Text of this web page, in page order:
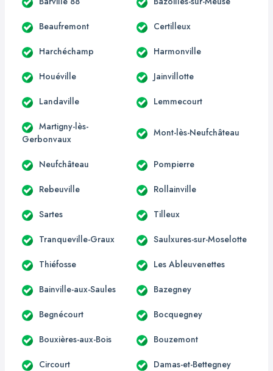
Beaufremont Certilleux
Harchéchamp Harmonville
Houéville Jainvillotte
Landaville Lemmecourt
Martigny-lès-
Gerbonvaux
Mont-lès-Neufchâteau
Neufchâteau Pompierre
Rebeuville Rollainville
Sartes Tilleux
Tranqueville-Graux Saulxures-sur-Moselotte
Thiéfosse Les Ableuvenettes
Bainville-aux-Saules Bazegney
Begnécourt Bocquegney
Bouxières-aux-Bois Bouzemont
Circourt Damas-et-Bettegney